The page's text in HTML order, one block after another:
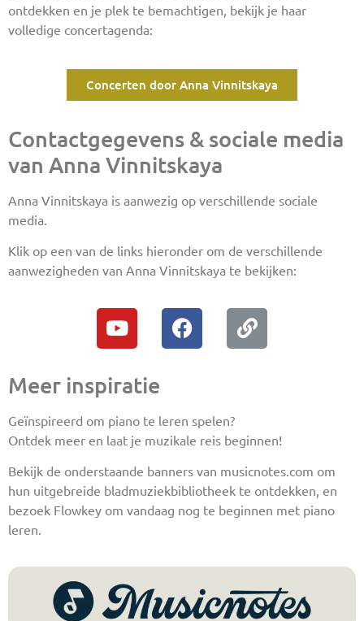
ontdekken en je plek te bemachtigen, bekijk je haar
volledige concertagenda:
Concerten door Anna Vinnitskaya
Contactgegevens & sociale media
van Anna Vinnitskaya
Anna Vinnitskaya is aanwezig op verschillende sociale
media.
Klik op een van de links hieronder om de verschillende
aanwezigheden van Anna Vinnitskaya te bekijken:
Meer inspiratie
Geïnspireerd om piano te leren spelen?
Ontdek meer en laat je muzikale reis beginnen!
Bekijk de onderstaande banners van musicnotes.com om
hun uitgebreide bladmuziekbibliotheek te ontdekken, en
bezoek Flowkey om vandaag nog te beginnen met piano
leren.